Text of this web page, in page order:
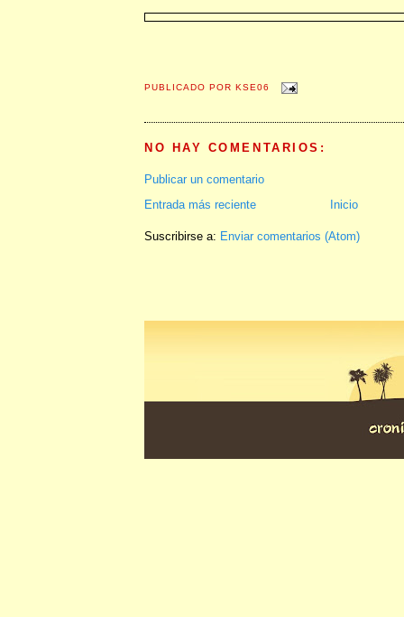
PUBLICADO POR KSE06
NO HAY COMENTARIOS:
Publicar un comentario
Entrada más reciente
Inicio
Suscribirse a: Enviar comentarios (Atom)